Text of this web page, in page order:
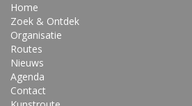
Home
Zoek & Ontdek
Organisatie
Routes
Nieuws
Agenda
Contact